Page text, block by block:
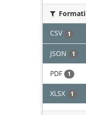
Formati
CSV 1
JSON 1
PDF 1
XLSX 1